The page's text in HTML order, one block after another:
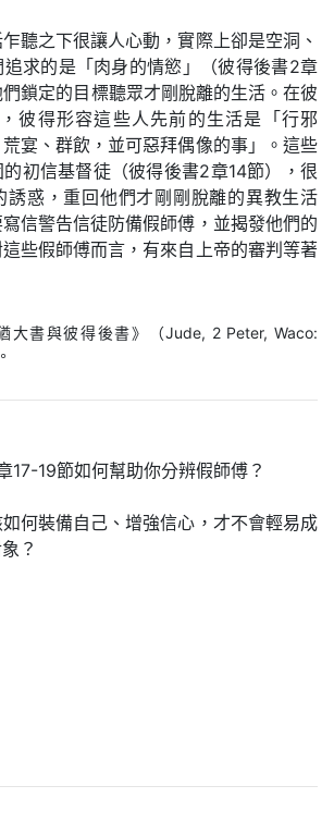
聽之下很讓人心動，實際上卻是空洞、
求的是「肉身的情慾」（彼得後書2章
鎖定的目標聽眾才剛脫離的生活。在彼
彼得形容這些人先前的生活是「行邪
宴、群飲，並可惡拜偶像的事」。這些
初信基督徒（彼得後書2章14節），很
誘惑，重回他們才剛剛脫離的異教生活
信警告信徒防備假師傅，並揭發他們的
些假師傅而言，有來自上帝的審判等著
大書與彼得後書》（Jude, 2 Peter, Waco:
17-19節如何幫助你分辨假師傅？
何裝備自己、增強信心，才不會輕易成
？